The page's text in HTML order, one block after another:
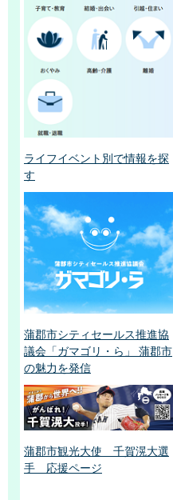
ライフイベント別で情報を探
す
蒲郡市シティセールス推進協
議会「ガマゴリ・ら」 蒲郡市
の魅力を発信
蒲郡市観光大使 千賀滉大選
手 応援ページ